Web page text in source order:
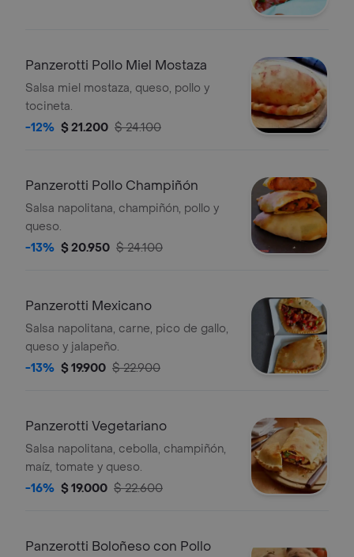
Panzerotti Pollo Miel Mostaza
Salsa miel mostaza, queso, pollo y
tocineta.
-12% $ 21.200 $ 24.100
Panzerotti Pollo Champiñón
Salsa napolitana, champiñón, pollo y
queso.
-13% $ 20.950 $ 24.100
Panzerotti Mexicano
Salsa napolitana, carne, pico de gallo,
queso y jalapeño.
-13% $ 19.900 $ 22.900
Panzerotti Vegetariano
Salsa napolitana, cebolla, champiñón,
maíz, tomate y queso.
-16% $ 19.000 $ 22.600
Panzerotti Boloñeso con Pollo